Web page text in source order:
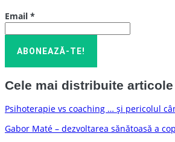
Email *
Cele mai distribuite articole
Psihoterapie vs coaching … și pericolul
Gabor Maté – dezvoltarea sănătoasă a